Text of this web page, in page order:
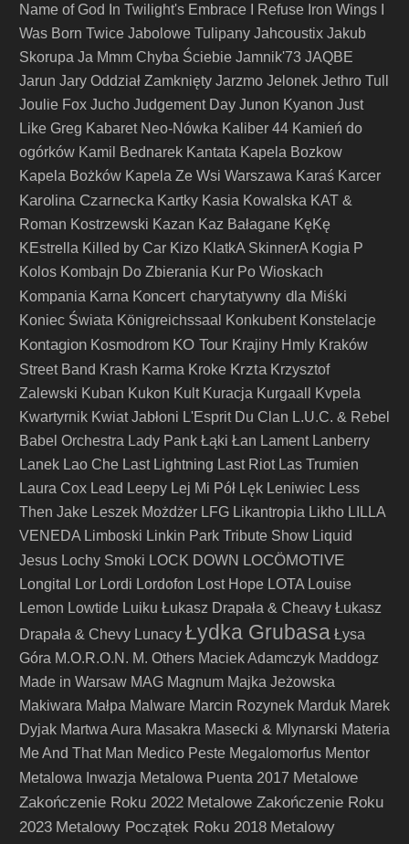
Name of God
In Twilight's Embrace I Refuse Iron Wings
Was Born Twice Jabolowe Tulipany Jahcoustix Jakub
Skorupa Ja Mmm Chyba Ściebie Jamnik'73 JAQBE
Jarun Jary Oddział Zamknięty Jarzmo Jelonek Jethro Tull
Joulie Fox Jucho Judgement Day Junon Kyanon Just
Like Greg Kabaret Neo-Nówka Kaliber 44 Kamień do
ogórków Kamil Bednarek Kantata Kapela Bozkow
Kapela Bożków Kapela Ze Wsi Warszawa Karaś Karcer
Karolina Czarnecka Kartky Kasia Kowalska KAT &
Roman Kostrzewski Kazan Kaz Bałagane KęKę
KEstrella Killed by Car Kizo KlatkA SkinnerA Kogia P
Kolos Kombajn Do Zbierania Kur Po Wioskach
Kompania Karna Koncert charytatywny dla Miśki
Koniec Świata Königreichssaal Konkubent Konstelacje
Kontagion Kosmodrom KO Tour Krajiny Hmly Kraków
Street Band Krash Karma Kroke Krzta Krzysztof
Zalewski Kuban Kukon Kult Kuracja Kurgaall
Kvpela
Kwartyrnik Kwiat Jabłoni L'Esprit Du Clan L.U.C. & Rebel
Babel Orchestra Lady Pank Łąki Łan Lament Lanberry
Lanek Lao Che Last Lightning Last Riot Las Trumien
Laura Cox Lead Leepy Lej Mi Pół Lęk Leniwiec Less
Then Jake Leszek Możdżer LFG Likantropia Likho LILLA
VENEDA Limboski Linkin Park Tribute Show Liquid
Jesus Lochy Smoki LOCK DOWN LOCÖMOTIVE
Longital Lor Lordi Lordofon Lost Hope LOTA Louise
Lemon Lowtide Luiku Łukasz Drapała & Cheavy Łukasz
Drapała & Chevy Lunacy Łydka Grubasa Łysa
Góra M.O.R.O.N. M. Others Maciek Adamczyk Maddogz
Made in Warsaw MAG Magnum Majka Jeżowska
Makiwara Małpa Malware Marcin Rozynek Marduk Marek
Dyjak Martwa Aura Masakra Masecki & Mlynarski Materia
Me And That Man Medico Peste Megalomorfus Mentor
Metalowa Inwazja Metalowa Puenta 2017 Metalowe
Zakończenie Roku 2022 Metalowe Zakończenie Roku
2023 Metalowy Początek Roku 2018 Metalowy